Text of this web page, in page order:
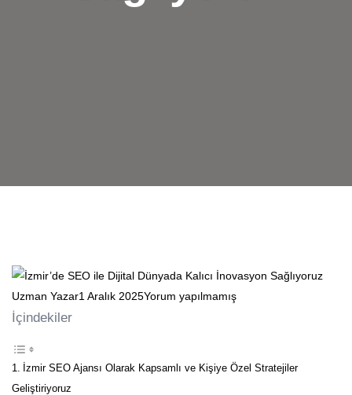
Uzman Yazar1 Aralık 2025Yorum yapılmamış
İçindekiler
İzmir SEO Ajansı Olarak Kapsamlı ve Kişiye Özel Stratejiler
Geliştiriyoruz